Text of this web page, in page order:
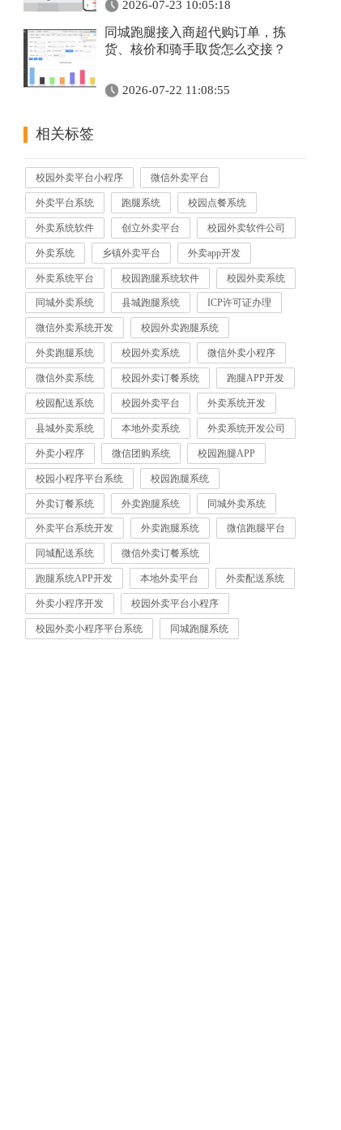
2026-07-23 10:05:18
同城跑腿接入商超代购订单，拣
货、核价和骑手取货怎么交接？
2026-07-22 11:08:55
相关标签
校园外卖平台小程序 微信外卖平台
外卖平台系统 跑腿系统 校园点餐系统
外卖系统软件 创立外卖平台 校园外卖软件公司
外卖系统 乡镇外卖平台 外卖app开发
外卖系统平台 校园跑腿系统软件 校园外卖系统
同城外卖系统 县城跑腿系统 ICP许可证办理
微信外卖系统开发 校园外卖跑腿系统
外卖跑腿系统 校园外卖系统 微信外卖小程序
微信外卖系统 校园外卖订餐系统 跑腿APP开发
校园配送系统 校园外卖平台 外卖系统开发
县城外卖系统 本地外卖系统 外卖系统开发公司
外卖小程序 微信团购系统 校园跑腿APP
校园小程序平台系统 校园跑腿系统
外卖订餐系统 外卖跑腿系统 同城外卖系统
外卖平台系统开发 外卖跑腿系统 微信跑腿平台
同城配送系统 微信外卖订餐系统
跑腿系统APP开发 本地外卖平台 外卖配送系统
外卖小程序开发 校园外卖平台小程序
校园外卖小程序平台系统 同城跑腿系统